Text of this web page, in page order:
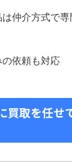
仲介方式で専
依頼も対応
買取を任せ